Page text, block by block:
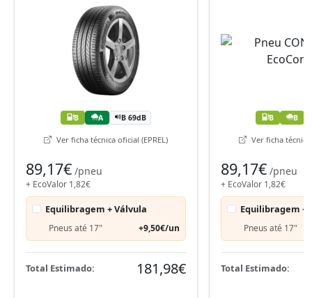
B A B 69dB
Ver ficha técnica oficial (EPREL)
89,17€ /pneu
+ EcoValor 1,82€
Equilibragem + Válvula
Pneus até 17" +9,50€/un
Total Estimado: 181,98€
B B
Ver ficha técnica
89,17€ /pneu
+ EcoValor 1,82€
Equilibragem +
Pneus até 17"
Total Estimado: